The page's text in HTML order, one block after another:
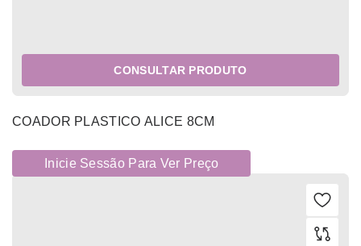
CONSULTAR PRODUTO
COADOR PLASTICO ALICE 8CM
Inicie Sessão Para Ver Preço